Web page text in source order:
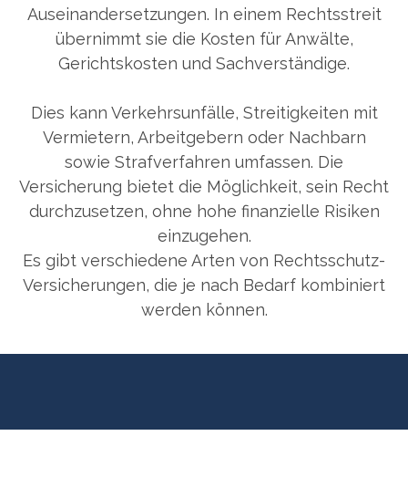
Auseinandersetzungen. In einem Rechtsstreit
übernimmt sie die Kosten für Anwälte,
Gerichtskosten und Sachverständige.
Dies kann Verkehrsunfälle, Streitigkeiten mit
Vermietern, Arbeitgebern oder Nachbarn
sowie Strafverfahren umfassen. Die
Versicherung bietet die Möglichkeit, sein Recht
durchzusetzen, ohne hohe finanzielle Risiken
einzugehen.
Es gibt verschiedene Arten von Rechtsschutz-
Versicherungen, die je nach Bedarf kombiniert
werden können.